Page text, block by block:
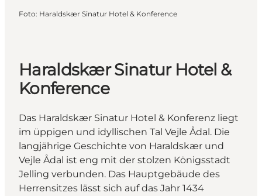
Foto: Haraldskær Sinatur Hotel & Konference
Haraldskær Sinatur Hotel &
Konference
Das Haraldskær Sinatur Hotel & Konferenz liegt
im üppigen und idyllischen Tal Vejle Ådal. Die
langjährige Geschichte von Haraldskær und
Vejle Ådal ist eng mit der stolzen Königsstadt
Jelling verbunden. Das Hauptgebäude des
Herrensitzes lässt sich auf das Jahr 1434